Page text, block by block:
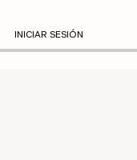
INICIAR SESIÓN